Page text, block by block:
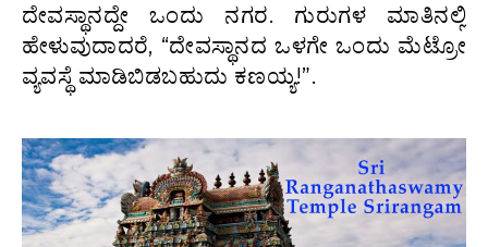
ದೇವಸ್ಥಾನದ್ದೇ ಒಂದು ನಗರ. ಗುರುಗಳ ಮಾತಿನಲ್ಲಿ
ಹೇಳುವುದಾದರೆ, “ದೇವಸ್ಥಾನದ ಒಳಗೇ ಒಂದು ಮೆಟ್ರೋ
ವ್ಯವಸ್ಥೆ ಮಾಡಿಬಿಡಬಹುದು ಕಣಯ್ಯ!”.